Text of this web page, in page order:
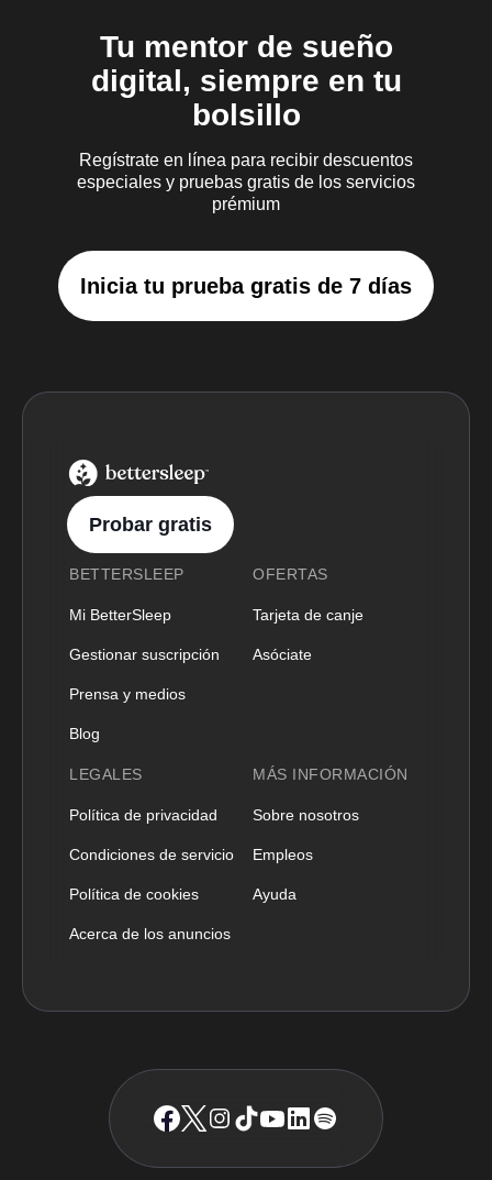
Tu mentor de sueño
digital, siempre en tu
bolsillo
Regístrate en línea para recibir descuentos
especiales y pruebas gratis de los servicios
prémium
Inicia tu prueba gratis de 7 días
BetterSleep Logo
Probar gratis
BETTERSLEEP
Mi BetterSleep
Gestionar suscripción
Prensa y medios
Blog
OFERTAS
Tarjeta de canje
Asóciate
LEGALES
Política de privacidad
Condiciones de servicio
Política de cookies
Acerca de los anuncios
MÁS INFORMACIÓN
Sobre nosotros
Empleos
Ayuda